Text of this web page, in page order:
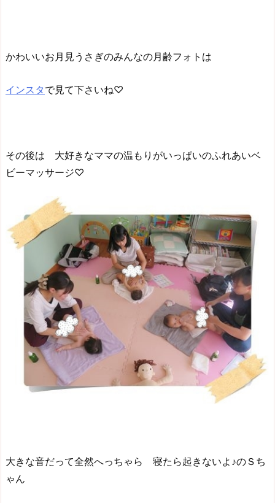
かわいいお月見うさぎのみんなの月齢フォトは
インスタ で見て下さいね♡
その後は 大好きなママの温もりがいっぱいのふれあいベ
ビーマッサージ♡
大きな音だって全然へっちゃら 寝たら起きないよ♪のＳち
ゃん